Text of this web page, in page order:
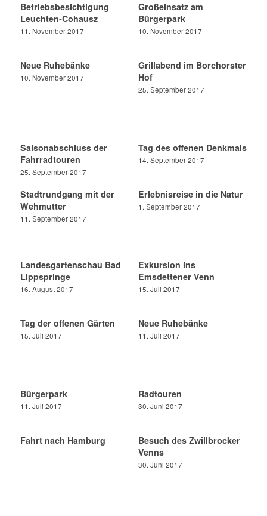
Betriebsbesichtigung
Leuchten-Cohausz
11. November 2017
Großeinsatz am
Bürgerpark
10. November 2017
Neue Ruhebänke
10. November 2017
Grillabend im Borchorster
Hof
25. September 2017
Saisonabschluss der
Fahrradtouren
25. September 2017
Tag des offenen Denkmals
14. September 2017
Stadtrundgang mit der
Wehmutter
11. September 2017
Erlebnisreise in die Natur
1. September 2017
Landesgartenschau Bad
Lippspringe
16. August 2017
Exkursion ins
Emsdettener Venn
15. Juli 2017
Tag der offenen Gärten
15. Juli 2017
Neue Ruhebänke
11. Juli 2017
Bürgerpark
11. Juli 2017
Radtouren
30. Juni 2017
Fahrt nach Hamburg
Besuch des Zwillbrocker
Venns
30. Juni 2017